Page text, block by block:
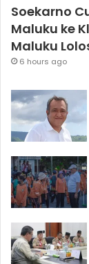
Soekarno
Maluku ke
Maluku
6 hours ago